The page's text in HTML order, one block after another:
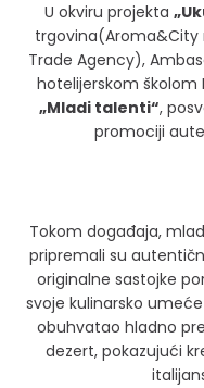
U okviru projekta
trgovina(Aroma&City
Trade Agency),
hotelijerskom školom
„Mladi talenti“,
promociji
Tokom događaja,
pripremali su
originalne sastojke
svoje kulinarsko
obuhvatao hladno
dezert, pokazujući